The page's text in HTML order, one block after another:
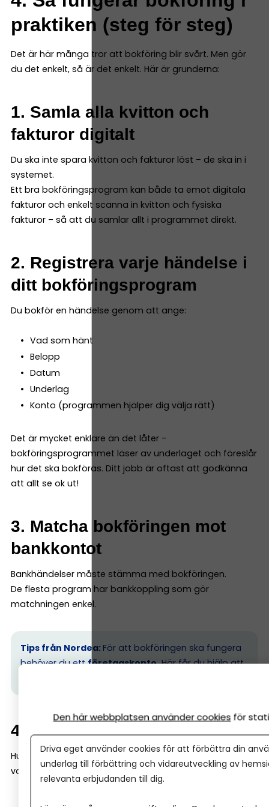
praktiken (steg för steg)
Det är här många tror att bokföring blir svårt. Men gör
du det enkelt, så är det enkelt. Här är grunderna:
1. Samla alla kvitton och
fakturor digitalt
Du ska inte spara kvitton och fakturor löst – de ska in i
systemet.
Ett bra bokföringsprogram kan både ta emot digitala
fakturor och enkelt scanna in kvitton och fysiska
fakturor – så att du samlar allt i programmet direkt.
2. Registrera varje händelse i
ditt bokföringsprogram
Du bokför en händelse genom att ange:
Vad som hänt
Belopp
Datum
Underlag
Konto (programmen hjälper dig välja rätt)
Det är mycket enklare än det låter –
bokföringsprogrammet läser av underlaget och föreslår
hur det ska bokföras. Ditt jobb är oftast att godkänna
att allt se ok ut!
3. Matcha bokföringen mot
bankkontot
Bankhändelser måste stämma med bokföringen.
De flesta program har bankkoppling som gör
matchningen enkel.
Tips från Nordea: För att bokföringen ska fungera
behöver du ettföretagskonto. Här får du hjälp att
4. Redovisa moms
Hur ofta du redovisar beror på omsättning och om du
valt:
Den här webbplatsen använder cookies för
Driva eget använder cookies för att förbättra din
underlag till förbättring och vidareutveckling av
relevanta erbjudanden till dig.